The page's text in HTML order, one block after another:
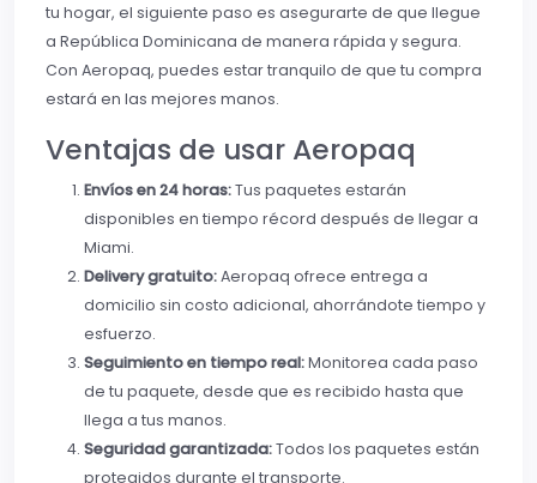
tu hogar, el siguiente paso es asegurarte de que llegue
a República Dominicana de manera rápida y segura.
Con Aeropaq, puedes estar tranquilo de que tu compra
estará en las mejores manos.
Ventajas de usar Aeropaq
Envíos en 24 horas:Tus paquetes estarán
disponibles en tiempo récord después de llegar a
Miami.
Delivery gratuito:Aeropaq ofrece entrega a
domicilio sin costo adicional, ahorrándote tiempo y
esfuerzo.
Seguimiento en tiempo real:Monitorea cada paso
de tu paquete, desde que es recibido hasta que
llega a tus manos.
Seguridad garantizada:Todos los paquetes están
protegidos durante el transporte.